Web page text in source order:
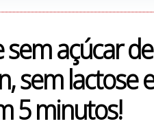
açúcar
sem lactose
5 minutos!